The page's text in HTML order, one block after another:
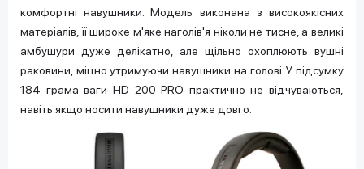
комфортні навушники. Модель виконана з високоякісних
матеріалів, її широке м'яке наголів'я ніколи не тисне, а великі
амбушури дуже делікатно, але щільно охоплюють вушні
раковини, міцно утримуючи навушники на голові. У підсумку
184 грама ваги HD 200 PRO практично не відчуваються,
навіть якщо носити навушники дуже довго.